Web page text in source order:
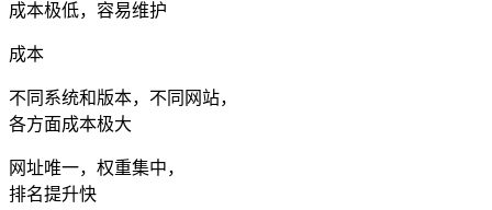
成本极低，容易维护
成本
不同系统和版本，不同网站，
各方面成本极大
网址唯一，权重集中，
排名提升快